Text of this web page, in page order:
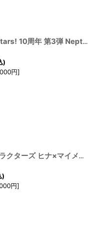
あんさんぶるスターズ！Ensemble Stars! 10周年 第3弾 Neptu Deep into you 神崎颯馬 乙狩アドニス 月永レオ 青葉つむぎ コスプレ衣装
)
円]
] ガールズバンドクライ×サンリオキャラクターズ ヒナ×マイメロディ コスプレ衣装
)
円]